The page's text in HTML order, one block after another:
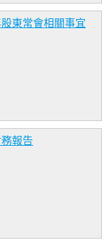
東常會相關事宜
報告